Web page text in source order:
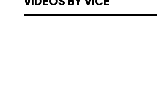
VIDEOS BY VICE